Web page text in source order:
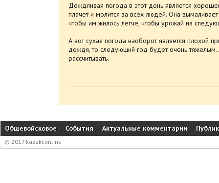
Дождливая погода в этот день является
плачет и молится за всех людей. Она
чтобы им жилось легче, чтобы урожай на
А вот сухая погода наоборот является плохой
дождя, то следующий год будет очень
рассчитывать.
Общевойсковое События Актуальные комментарии
© 2017 kazaki.online